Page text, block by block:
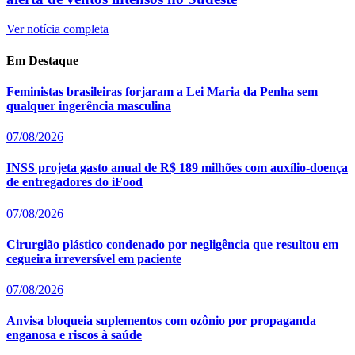
Ver notícia completa
Em Destaque
Feministas brasileiras forjaram a Lei Maria da Penha sem
qualquer ingerência masculina
07/08/2026
INSS projeta gasto anual de R$ 189 milhões com auxílio-doença
de entregadores do iFood
07/08/2026
Cirurgião plástico condenado por negligência que resultou em
cegueira irreversível em paciente
07/08/2026
Anvisa bloqueia suplementos com ozônio por propaganda
enganosa e riscos à saúde